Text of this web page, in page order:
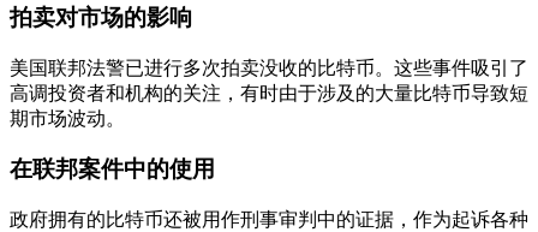
拍卖对市场的影响
美国联邦法警已进行多次拍卖没收的比特币。这些事件吸引了
高调投资者和机构的关注，有时由于涉及的大量比特币导致短
期市场波动。
在联邦案件中的使用
政府拥有的比特币还被用作刑事审判中的证据，作为起诉各种